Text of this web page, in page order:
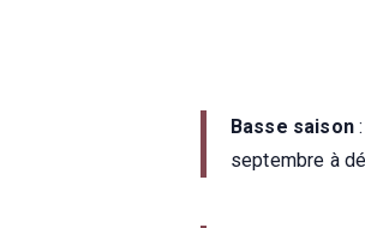
Basse saison:
septembre à